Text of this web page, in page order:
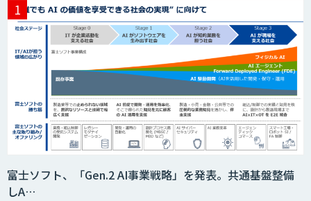
AIモデル開発
DX戦略・AIモデル構築コンサルティング
MAISTER™
富士ソフト、「Gen.2 AI事業戦略」を発表。共通基盤整備
しA…